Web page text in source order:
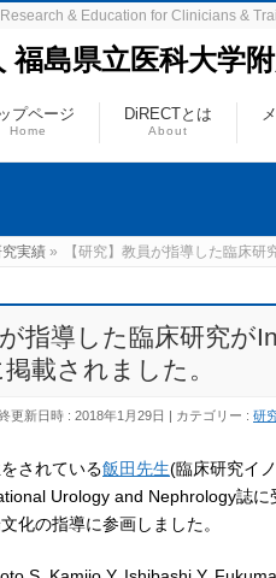
& Education for Clinicians &
福島県立医科大学
プページ
Home
DiRECTとは
About
実績 » 【研究】教員が指導した臨床
が指導した臨床研究が
載されました。
更新日時 : 2018年1月29日 カテゴリー : 研
されている飯田先生(臨床研究イ
Urology and Nephrology誌
化の指導に参画しました。